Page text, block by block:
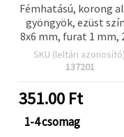
Fémhatású, korong
gyöngyök, ezüst
8x6 mm, furat 1 mm,
(~80 db)
SKU (leltári
137201
351.00Ft
1-4 csomag